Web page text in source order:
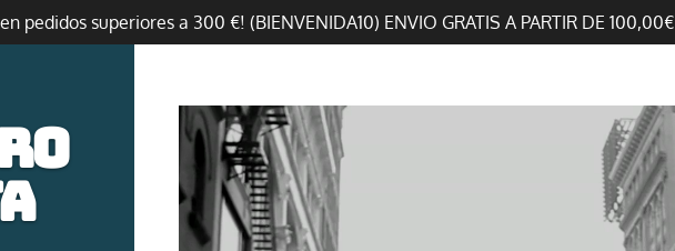
pedidos superiores a 300 €! (BIENVENIDA10) ENVIO GRATIS A PARTIR DE 100,00€